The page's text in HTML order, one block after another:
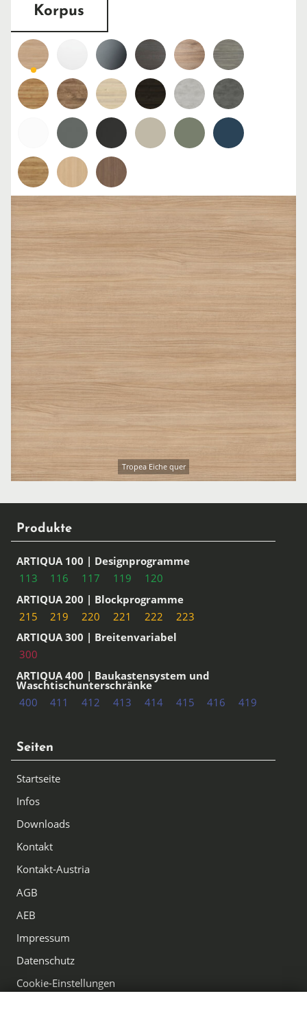
Korpus
Tropea Eiche quer
Produkte
ARTIQUA 100 | Designprogramme
113
116 117 119
120
ARTIQUA 200 | Blockprogramme
215
219 220 221 222
223
ARTIQUA 300 | Breitenvariabel
300
ARTIQUA 400 | Baukastensystem und
Waschtischunterschränke
400
411 412 413 414 415 416 419
Seiten
Startseite
Infos
Downloads
Kontakt
Kontakt-Austria
AGB
AEB
Impressum
Datenschutz
Cookie-Einstellungen